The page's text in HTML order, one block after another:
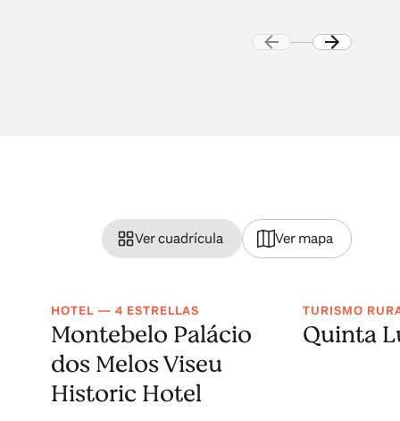
Ver cuadrícula Ver mapa
HOTEL — 4 ESTRELLAS
Montebelo Palácio
dos Melos Viseu
Historic Hotel
TURISMO
Quinta